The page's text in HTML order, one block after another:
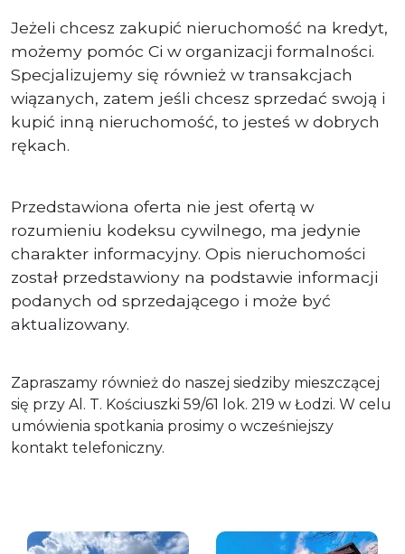
Jeżeli chcesz zakupić nieruchomość na kredyt,
możemy pomóc Ci w organizacji formalności.
Specjalizujemy się również w transakcjach
wiązanych, zatem jeśli chcesz sprzedać swoją i
kupić inną nieruchomość, to jesteś w dobrych
rękach.
Przedstawiona oferta nie jest ofertą w
rozumieniu kodeksu cywilnego, ma jedynie
charakter informacyjny. Opis nieruchomości
został przedstawiony na podstawie informacji
podanych od sprzedającego i może być
aktualizowany.
Zapraszamy również do naszej siedziby mieszczącej
się przy Al. T. Kościuszki 59/61 lok. 219 w Łodzi. W celu
umówienia spotkania prosimy o wcześniejszy
kontakt telefoniczny.